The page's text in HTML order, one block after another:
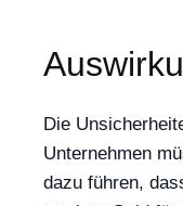
Die
Unternehmen
dazu führen,